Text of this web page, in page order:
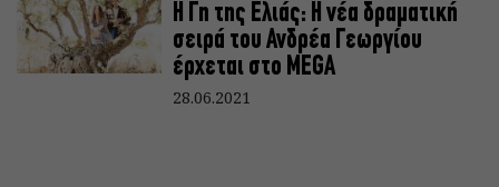
Η Γη της Ελιάς: Η νέα δραματική
σειρά του Ανδρέα Γεωργίου
έρχεται στο MEGA
28.06.2021